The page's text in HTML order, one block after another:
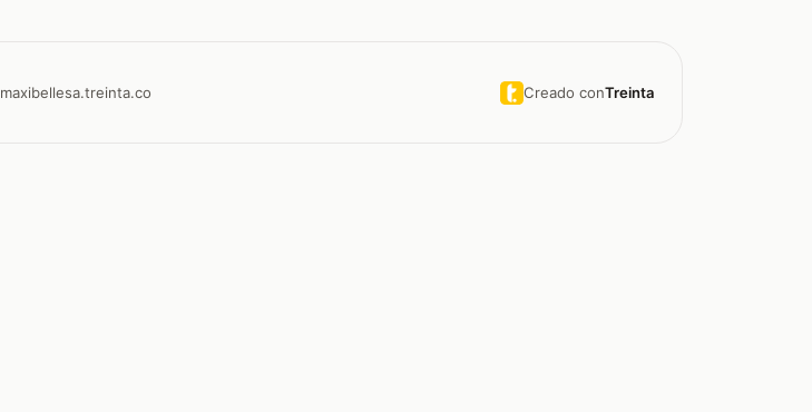
maxibellesa.treinta.co Creado conTreinta